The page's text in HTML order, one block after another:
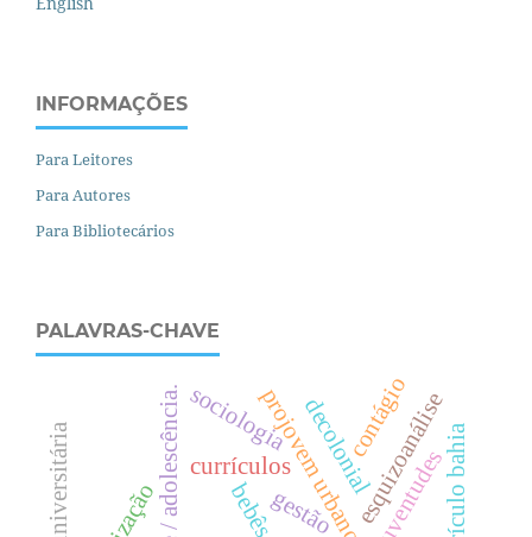
INFORMAÇÕES
Para Leitores
Para Autores
Para Bibliotecários
PALAVRAS-CHAVE
currículosprojovem urbano
gestão juventudes
esquizoanálise
decolonial
bebês
contágio
currículo bahia
sociologia